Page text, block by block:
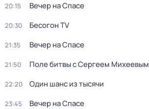
20:15 Вечер на Спасе
20:30 Бесогон TV
21:35 Вечер на Спасе
21:50 Поле битвы с Сергеем Михеевым
22:20 Один шанс из тысячи
23:45 Вечер на Спасе